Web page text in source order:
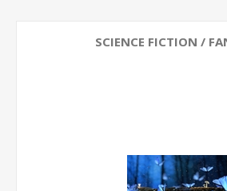
SCIENCE FICTION /